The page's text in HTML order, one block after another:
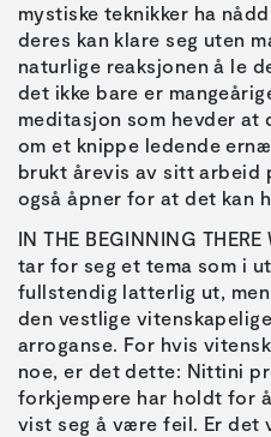
mystiske teknikker ha
deres kan klare seg uten
naturlige reaksjonen å le
det ikke bare er
meditasjon som hevder at
om et knippe ledende
brukt årevis av sitt arbeid
også åpner for at det kan
IN THE BEGINNING
tar for seg et tema som i
fullstendig latterlig ut,
den vestlige
arroganse. For hvis
noe, er det dette: Nittini
forkjempere har holdt for
vist seg å være feil. Er det